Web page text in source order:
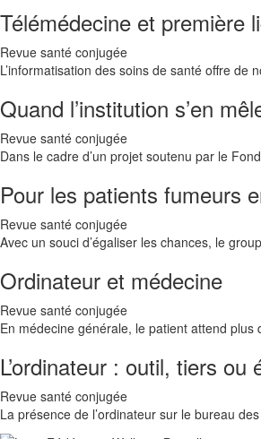
Télémédecine et première
Revue santé conjugée
L’informatisation des soins de santé offre
Quand l’institution s’en
Revue santé conjugée
Dans le cadre d’un projet soutenu par le
Pour les patients fumeurs
Revue santé conjugée
Avec un souci d’égaliser les chances, le
Ordinateur et médecine
Revue santé conjugée
En médecine générale, le patient attend plus
L’ordinateur : outil, tiers ou
Revue santé conjugée
La présence de l’ordinateur sur le bureau